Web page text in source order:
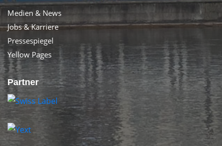
Medien & News
Jobs & Karriere
Pressespiegel
Yellow Pages
Partner